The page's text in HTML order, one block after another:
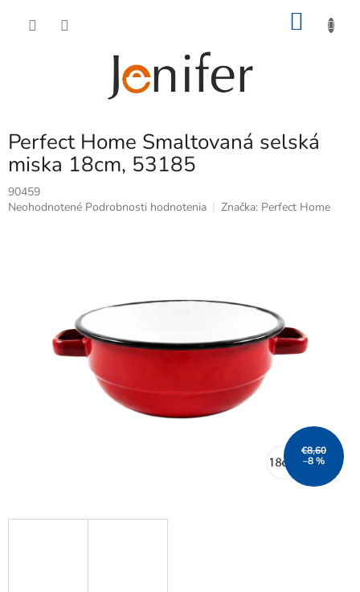
Perfect Home Smaltovaná selská
miska 18cm, 53185
90459
Priemerné
Neohodnotené Podrobnosti hodnotenia Značka: Perfect Home
€8,60
–8 %